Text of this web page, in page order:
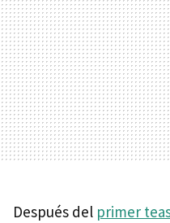
Después del primer